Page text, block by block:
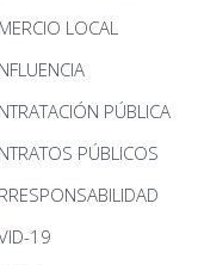
LOCAL
PÚBLICA
PÚBLICOS
19